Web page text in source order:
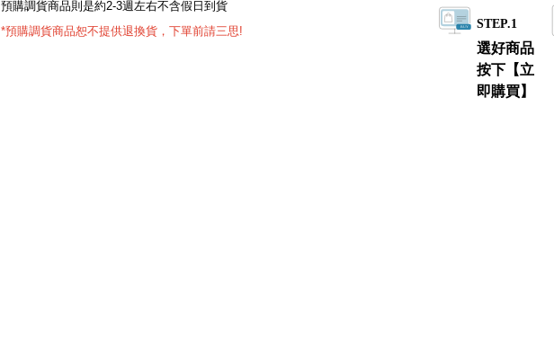
預購調貨商品則是約2-3週左右不含假日到貨
*預購調貨商品恕不提供退換貨，下單前請三思!
STEP.1
選好商品
按下【立
即購買】